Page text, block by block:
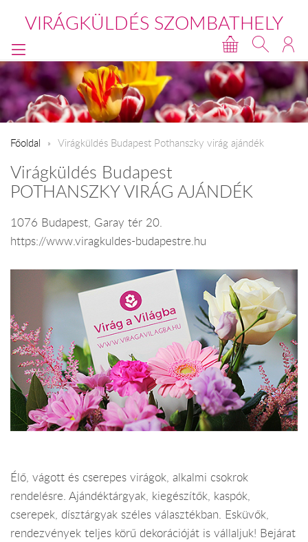
VIRÁGKÜLDÉS SZOMBATHELY
Főoldal Virágküldés Budapest Pothanszky virág ajándék
Virágküldés Budapest
POTHANSZKY VIRÁG AJÁNDÉK
1076 Budapest, Garay tér 20.
https://www.viragkuldes-budapestre.hu
Élő, vágott és cserepes virágok, alkalmi csokrok
rendelésre. Ajándéktárgyak, kiegészítők, kaspók,
cserepek, dísztárgyak széles választékban. Esküvők,
rendezvények teljes körű dekorációját is vállaljuk! Bejárat